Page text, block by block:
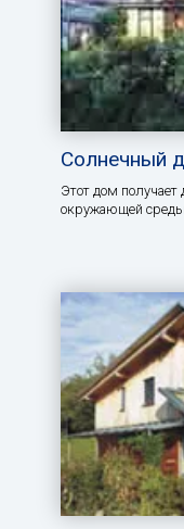
Солнечный
Этот дом получает
окружающей среды.